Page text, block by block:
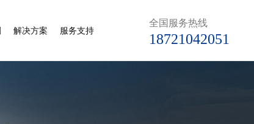
全国服务热线
18721042051
解决方案 服务支持